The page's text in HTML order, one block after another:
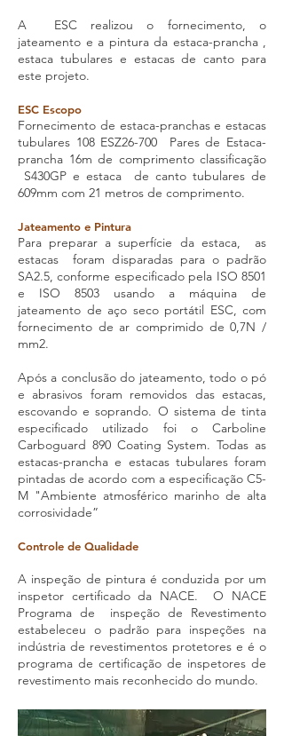
A ESC realizou o fornecimento, o
jateamento e a pintura da estaca-prancha ,
estaca tubulares e estacas de canto para
este projeto.​​
ESC Escopo
Fornecimento de estaca-pranchas e estacas
tubulares 108 ESZ26-700 Pares de Estaca-
prancha 16m de comprimento classificação
S430GP e estaca de canto tubulares de
609mm com 21 metros de comprimento.​
Jateamento e Pintura​
Para preparar a superfície da estaca, as
estacas foram disparadas para o padrão
SA2.5, conforme especificado pela ISO 8501
e ISO 8503 usando a máquina de
jateamento de aço seco portátil ESC, com
fornecimento de ar comprimido de 0,7N /
mm2.
Após a conclusão do jateamento, todo o pó
e abrasivos foram removidos das estacas,
escovando e soprando. O sistema de tinta
especificado utilizado foi o Carboline
Carboguard 890 Coating System. Todas as
estacas-prancha e estacas tubulares foram
pintadas de acordo com a especificação C5-
M "Ambiente atmosférico marinho de alta
corrosividade”
Controle de Qualidade
A inspeção de pintura é conduzida por um
inspetor certificado da NACE. O NACE
Programa de inspeção de Revestimento
estabeleceu o padrão para inspeções na
indústria de revestimentos protetores e é o
programa de certificação de inspetores de
revestimento mais reconhecido do mundo.